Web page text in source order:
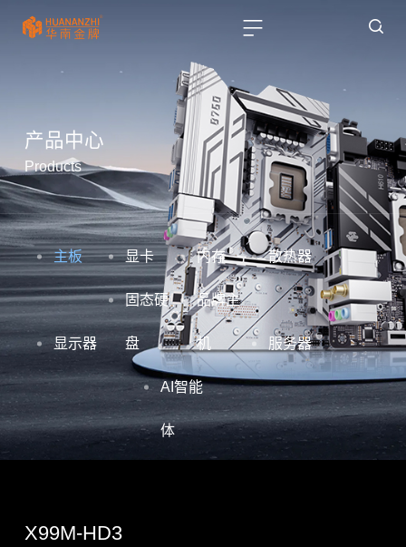
产品中心
Products
主板 显卡 内存 散热器
显示器
固态硬
盘
品牌主
机 服务器
AI智能
体
X99M-HD3